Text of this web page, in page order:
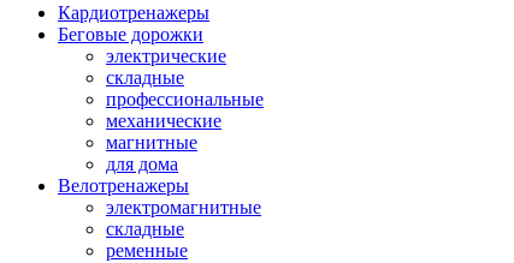
Кардиотренажеры
Беговые дорожки
электрические
складные
профессиональные
механические
магнитные
для дома
Велотренажеры
электромагнитные
складные
ременные